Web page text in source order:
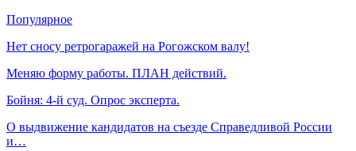
Популярное
Нет сносу ретрогаражей на Рогожском валу!
Меняю форму работы. ПЛАН действий.
Бойня: 4-й суд. Опрос эксперта.
О выдвижение кандидатов на съезде Справедливой России
и…